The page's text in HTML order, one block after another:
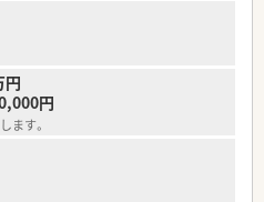
90店舗を展開している地元密着型の
大手グループの一員として安定して
ルへの出店をメインとしており、地
「かかりつけ薬局」を目指していま
大切にする社風が根付いており、無
課せられることもなく定着率が高い
円
円
ます。